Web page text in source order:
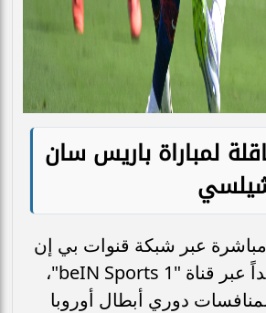
لمباراة باريس سان
عبر شبكة قنوات بي إن
سبورتس، وتحديداً عبر قناة "beIN Sports 1"،
دوري أبطال أوروبا